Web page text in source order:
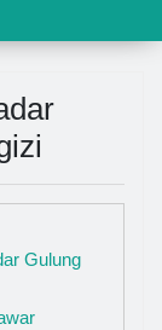
Gulung